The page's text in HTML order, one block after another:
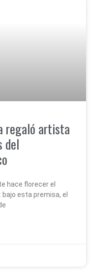
regaló artista
del
hace florecer el
bajo esta premisa, el